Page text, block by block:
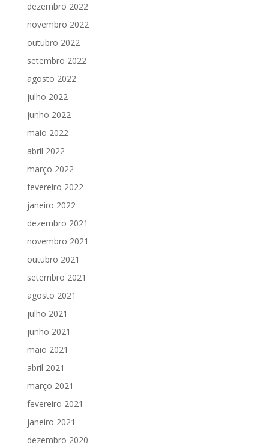
dezembro 2022
novembro 2022
outubro 2022
setembro 2022
agosto 2022
julho 2022
junho 2022
maio 2022
abril 2022
março 2022
fevereiro 2022
janeiro 2022
dezembro 2021
novembro 2021
outubro 2021
setembro 2021
agosto 2021
julho 2021
junho 2021
maio 2021
abril 2021
março 2021
fevereiro 2021
janeiro 2021
dezembro 2020